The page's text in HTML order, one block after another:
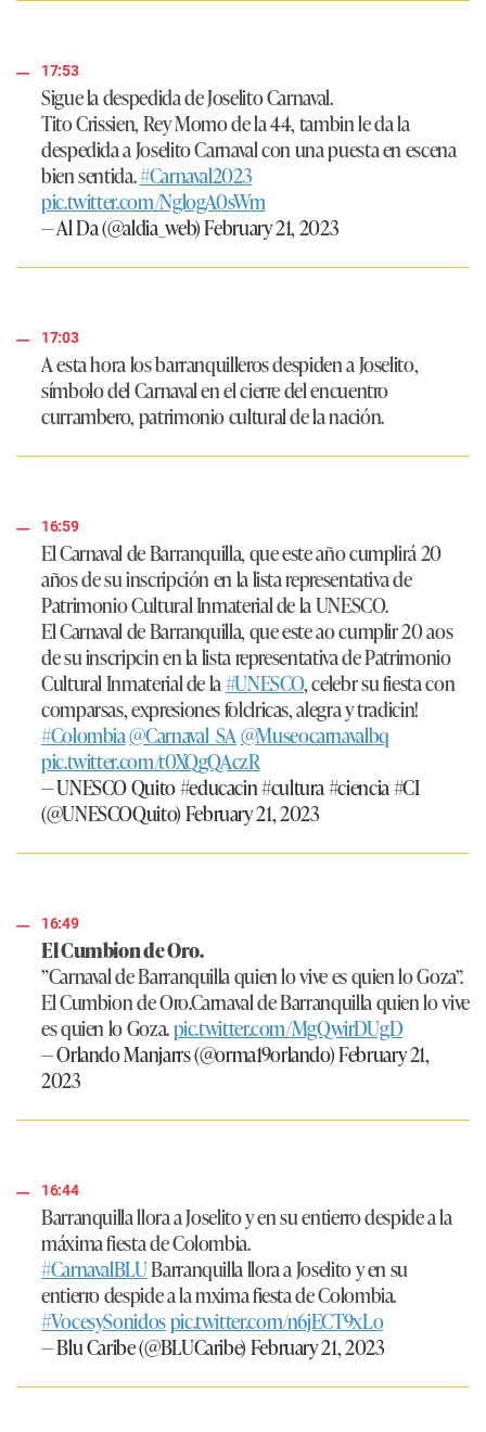
17:53
Sigue la despedida de Joselito Carnaval.
Tito Crissien, Rey Momo de la 44, tambin le da la
despedida a Joselito Carnaval con una puesta en escena
bien sentida.#Carnaval2023
pic.twitter.com/NglogA0sWm
— Al Da (@aldia_web)February 21, 2023
17:03
A esta hora los barranquilleros despiden a Joselito,
símbolo del Carnaval en el cierre del encuentro
currambero, patrimonio cultural de la nación.
16:59
El Carnaval de Barranquilla, que este año cumplirá 20
años de su inscripción en la lista representativa de
Patrimonio Cultural Inmaterial de la UNESCO.
El Carnaval de Barranquilla, que este ao cumplir 20 aos
de su inscripcin en la lista representativa de Patrimonio
Cultural Inmaterial de la#UNESCO, celebr su fiesta con
comparsas, expresiones folclricas, alegra y tradicin!
#Colombia@Carnaval_SA@Museocarnavalbq
pic.twitter.com/t0XQgQAczR
— UNESCO Quito #educacin #cultura #ciencia #CI
(@UNESCOQuito)February 21, 2023
16:49
El Cumbion de Oro.
”Carnaval de Barranquilla quien lo vive es quien lo Goza”.
El Cumbion de Oro.Carnaval de Barranquilla quien lo vive
es quien lo Goza.pic.twitter.com/MgQwirDUgD
— Orlando Manjarrs (@orma19orlando)February 21,
2023
16:44
Barranquilla llora a Joselito y en su entierro despide a la
máxima fiesta de Colombia.
#CarnavalBLUBarranquilla llora a Joselito y en su
entierro despide a la mxima fiesta de Colombia.
#VocesySonidospic.twitter.com/n6jECT9xLo
— Blu Caribe (@BLUCaribe)February 21, 2023